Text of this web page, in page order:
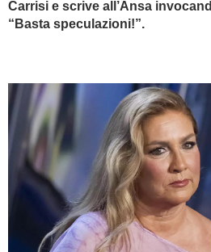
CAPELLI
BAMBINO
DIETA
GUIDE
Carrisi e scrive all’Ansa
“Basta speculazioni!”.